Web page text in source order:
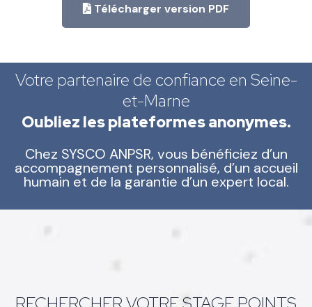
Télécharger version PDF
Votre partenaire de confiance en Seine-
et-Marne
Oubliez les plateformes anonymes.
Chez SYSCO ANPSR, vous bénéficiez d’un
accompagnement personnalisé, d’un accueil
humain et de la garantie d’un expert local.